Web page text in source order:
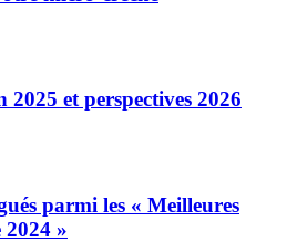
et perspectives 2026
parmi les « Meilleures
2024 »